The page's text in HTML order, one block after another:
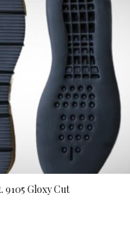
9105 Gloxy Cut